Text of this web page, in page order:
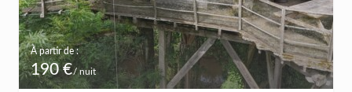
À partir de :
190 €/ nuit